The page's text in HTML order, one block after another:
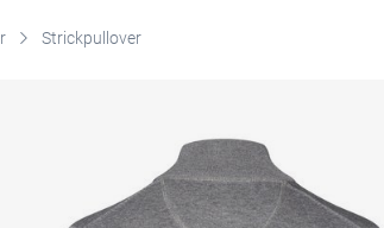
Strickpullover